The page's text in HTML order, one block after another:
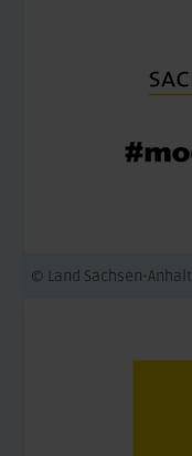
© Land Sachsen-Anhalt